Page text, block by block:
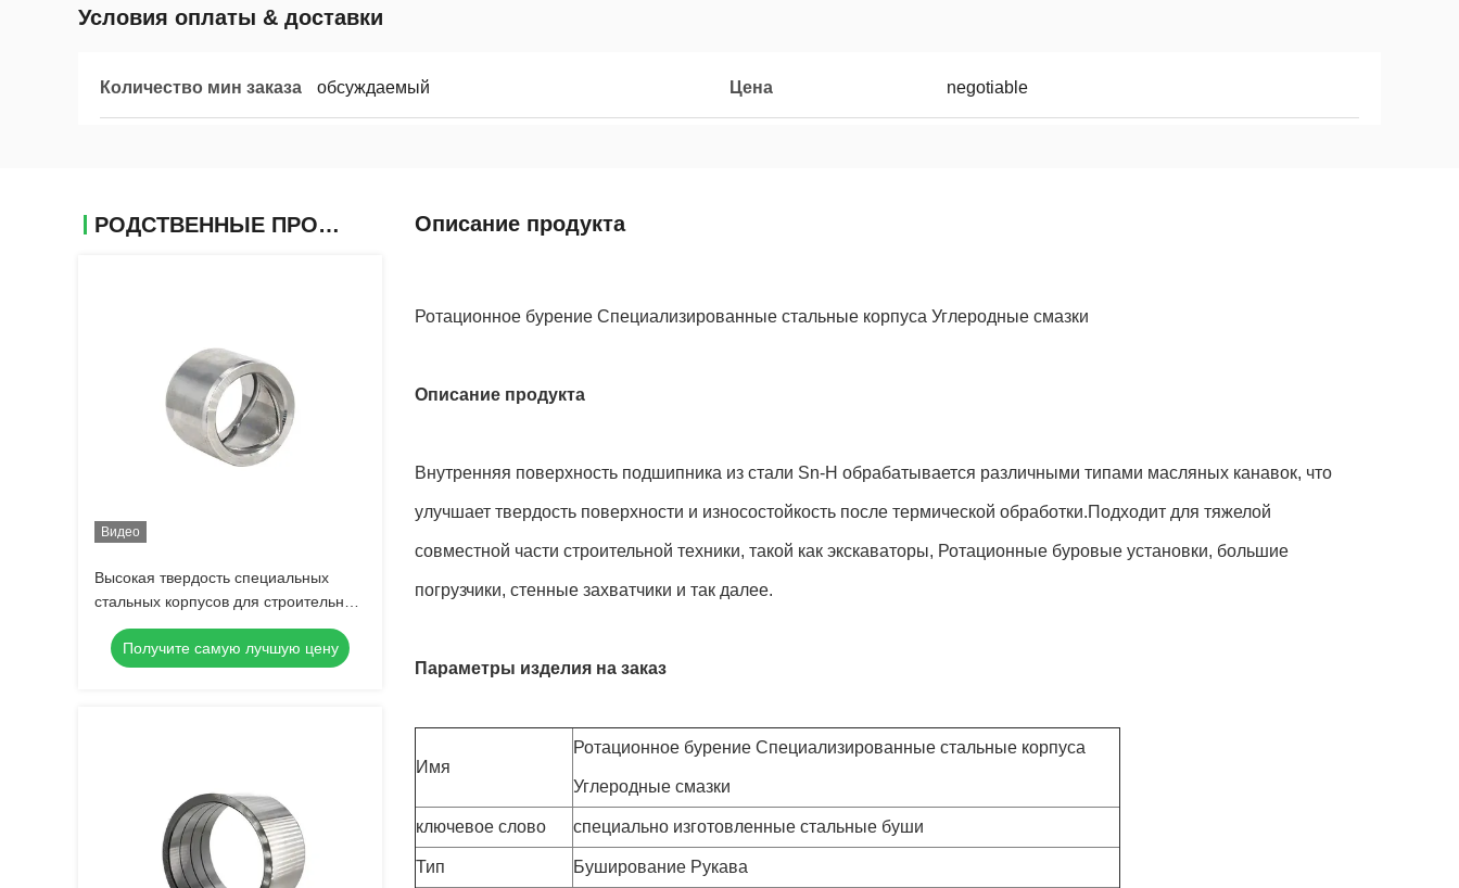
Условия оплаты & доставки
Количество мин заказа обсуждаемый Цена negotiable
РОДСТВЕННЫЕ ПРОДУКТЫ
Видео
Высокая твердость специальных
стальных корпусов для строительных
машин
Получите самую лучшую цену
Описание продукта
Ротационное бурение Специализированные стальные корпуса Углеродные смазки
Описание продукта
Внутренняя поверхность подшипника из стали Sn-H обрабатывается различными типами масляных канавок, что
улучшает твердость поверхности и износостойкость после термической обработки.Подходит для тяжелой
совместной части строительной техники, такой как экскаваторы, Ротационные буровые установки, большие
погрузчики, стенные захватчики и так далее.
Параметры изделия на заказ
Имя
Ротационное бурение Специализированные стальные корпуса
Углеродные смазки
ключевое слово специально изготовленные стальные буши
Тип Буширование Рукава